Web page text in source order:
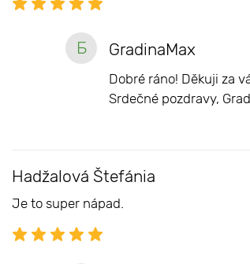
Б GradinaMax
Dobré ráno! Děkuji za
Srdečné pozdravy,
Hadžalová Štefánia
Je to super nápad.